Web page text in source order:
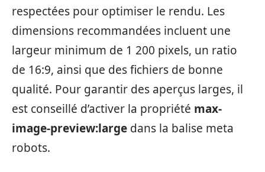
respectées pour optimiser le rendu. Les
dimensions recommandées incluent une
largeur minimum de 1 200 pixels, un ratio
de 16:9, ainsi que des fichiers de bonne
qualité. Pour garantir des aperçus larges, il
est conseillé d’activer la propriété max-
image-preview:large dans la balise meta
robots.